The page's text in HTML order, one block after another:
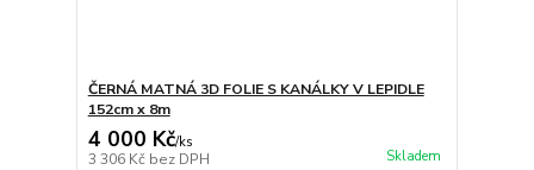
ČERNÁ MATNÁ 3D FOLIE S KANÁLKY V LEPIDLE
152cm x 8m
4 000 Kč/ks
3 306 Kč bez DPH Skladem